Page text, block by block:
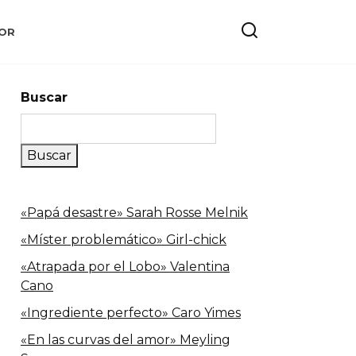
Buscar
Buscar
«Papá desastre» Sarah Rosse Melnik
«Míster problemático» Girl-chick
«Atrapada por el Lobo» Valentina
Cano
«Ingrediente perfecto» Caro Yimes
«En las curvas del amor» Meyling